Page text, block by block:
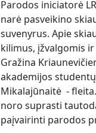
Parodos iniciatorė
narė pasveikino
suvenyrus. Apie
kilimus, įžvalgomis
Gražina
akademijos
Mikalajūnaitė -
noro suprasti
paįvairinti parodos